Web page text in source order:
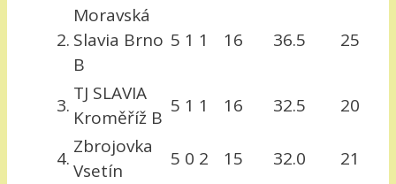
2.
Moravská
Slavia Brno
B
5 1 1 16 36.5 25
3.
TJ SLAVIA
Kroměříž B
5 1 1 16 32.5 20
4.
Zbrojovka
Vsetín
5 0 2 15 32.0
21